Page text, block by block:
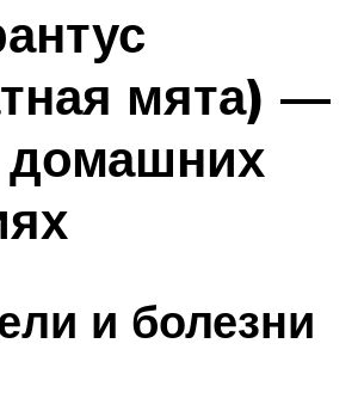
мята) —
домашних
и болезни